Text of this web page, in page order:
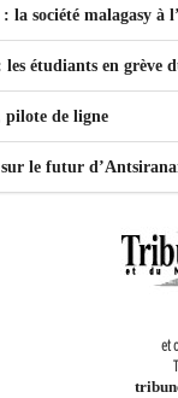
la société malagasy à
les étudiants en grève
pilote de ligne
le futur
et